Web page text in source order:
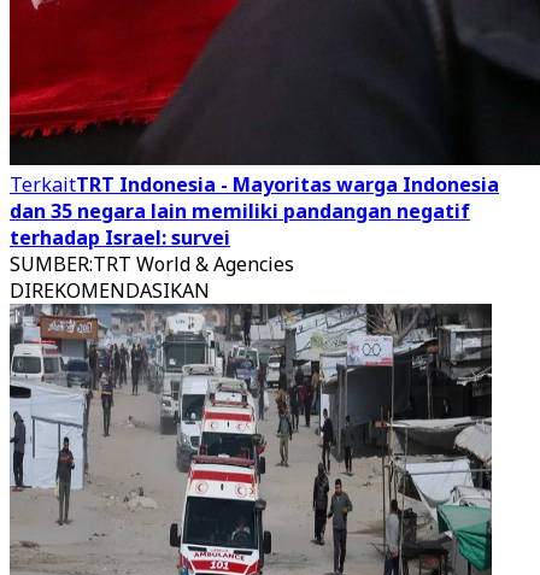
TerkaitTRT Indonesia - Mayoritas warga Indonesia
dan 35 negara lain memiliki pandangan negatif
terhadap Israel: survei
SUMBER:TRT World & Agencies
DIREKOMENDASIKAN